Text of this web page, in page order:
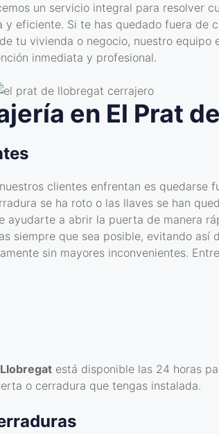
un servicio integral para resolver
eficiente. Si te has quedado fuera de
tu vivienda o negocio, nuestro equipo
inmediata y profesional.
en El Prat
clientes enfrentan es quedarse
se ha roto o las llaves se han
ayudarte a abrir la puerta de manera
siempre que sea posible, evitando así
sin mayores inconvenientes.
está disponible las 24 horas
o cerradura que tengas instalada.